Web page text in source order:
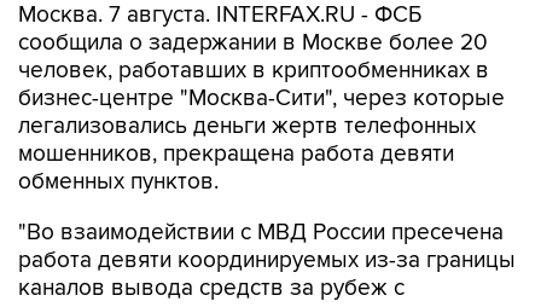
Москва. 7 августа. INTERFAX.RU - ФСБ
сообщила о задержании в Москве более 20
человек, работавших в криптообменниках в
бизнес-центре "Москва-Сити", через которые
легализовались деньги жертв телефонных
мошенников, прекращена работа девяти
обменных пунктов.
"Во взаимодействии с МВД России пресечена
работа девяти координируемых из-за границы
каналов вывода средств за рубеж с